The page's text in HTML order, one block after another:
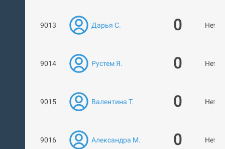
9013 Дарья С. 0 Нет
9014 Рустем Я. 0 Нет
9015 Валентина Т. 0 Нет
9016 Александра М. 0 Нет